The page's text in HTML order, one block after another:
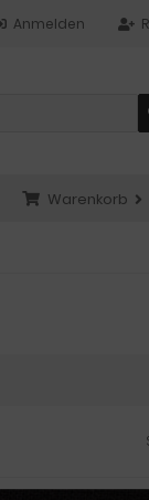
Anmelden
Warenkorb